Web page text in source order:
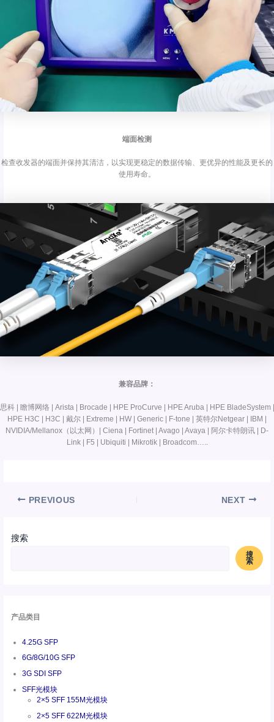
搜索
搜
索
产品类目
4.25G SFP
6G/8G/10G SFP
3G SDI SFP
SFF光模块
2×5 SFF 155M光模块
2×5 SFF 622M光模块
端面检测
检查收发器的端面并保持其清洁，以实现更稳定的数据传输、更优异的性能及更长的
使用寿命。
兼容品牌：
思科 | 瞻博网络 | Arista | Brocade | HPE ProCurve | HPE Aruba | HPE BladeSystem |
HPE H3C | H3C | 戴尔 | Extreme | HW | Generic | F-tone | 英特尔Netgear | IBM |
NVIDIA/Mellanox（以太网）| Ciena | Fortinet | Avago | Avaya | 阿尔卡特朗讯 | D-
Link | F5 | Ubiquiti | Mikrotik | Broadcom…..
PREVIOUS NEXT